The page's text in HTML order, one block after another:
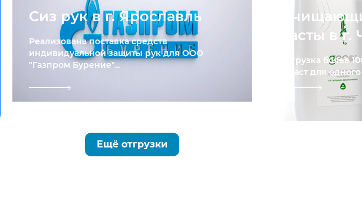
Сиз рук в г. Ярославль
Реализована поставка средств
индивидуальной защиты рук для ООО
"Газпром Бурение"...
пасты в
Отгрузка более
и паст для
Ещё отгрузки